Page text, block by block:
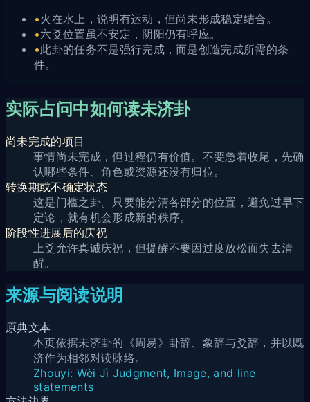
• 火在水上，说明有运动，但尚未形成稳定结合。
•六爻位置虽不安定，阴阳仍有呼应。
•此卦的任务不是强行完成，而是创造完成所需的条
件。
实际占问中如何读未济卦
尚未完成的项目
事情尚未完成，但过程仍有价值。不要急着收尾，先确
认哪些条件、角色或资源还没有归位。
转换期或不确定状态
这是门槛之卦。只要能分清各部分的位置，避免过早下
定论，就有机会形成新的秩序。
阶段性进展后的庆祝
上爻允许真诚庆祝，但提醒不要因过度放松而失去清
醒。
来源与阅读说明
原典文本
本页依据未济卦的《周易》卦辞、象辞与爻辞，并以既
济作为相邻对读脉络。
Zhouyi: Wèi Jì Judgment, Image, and line
statements